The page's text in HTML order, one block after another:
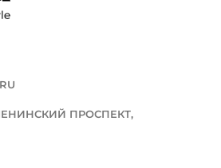
ПРОСПЕКТ,